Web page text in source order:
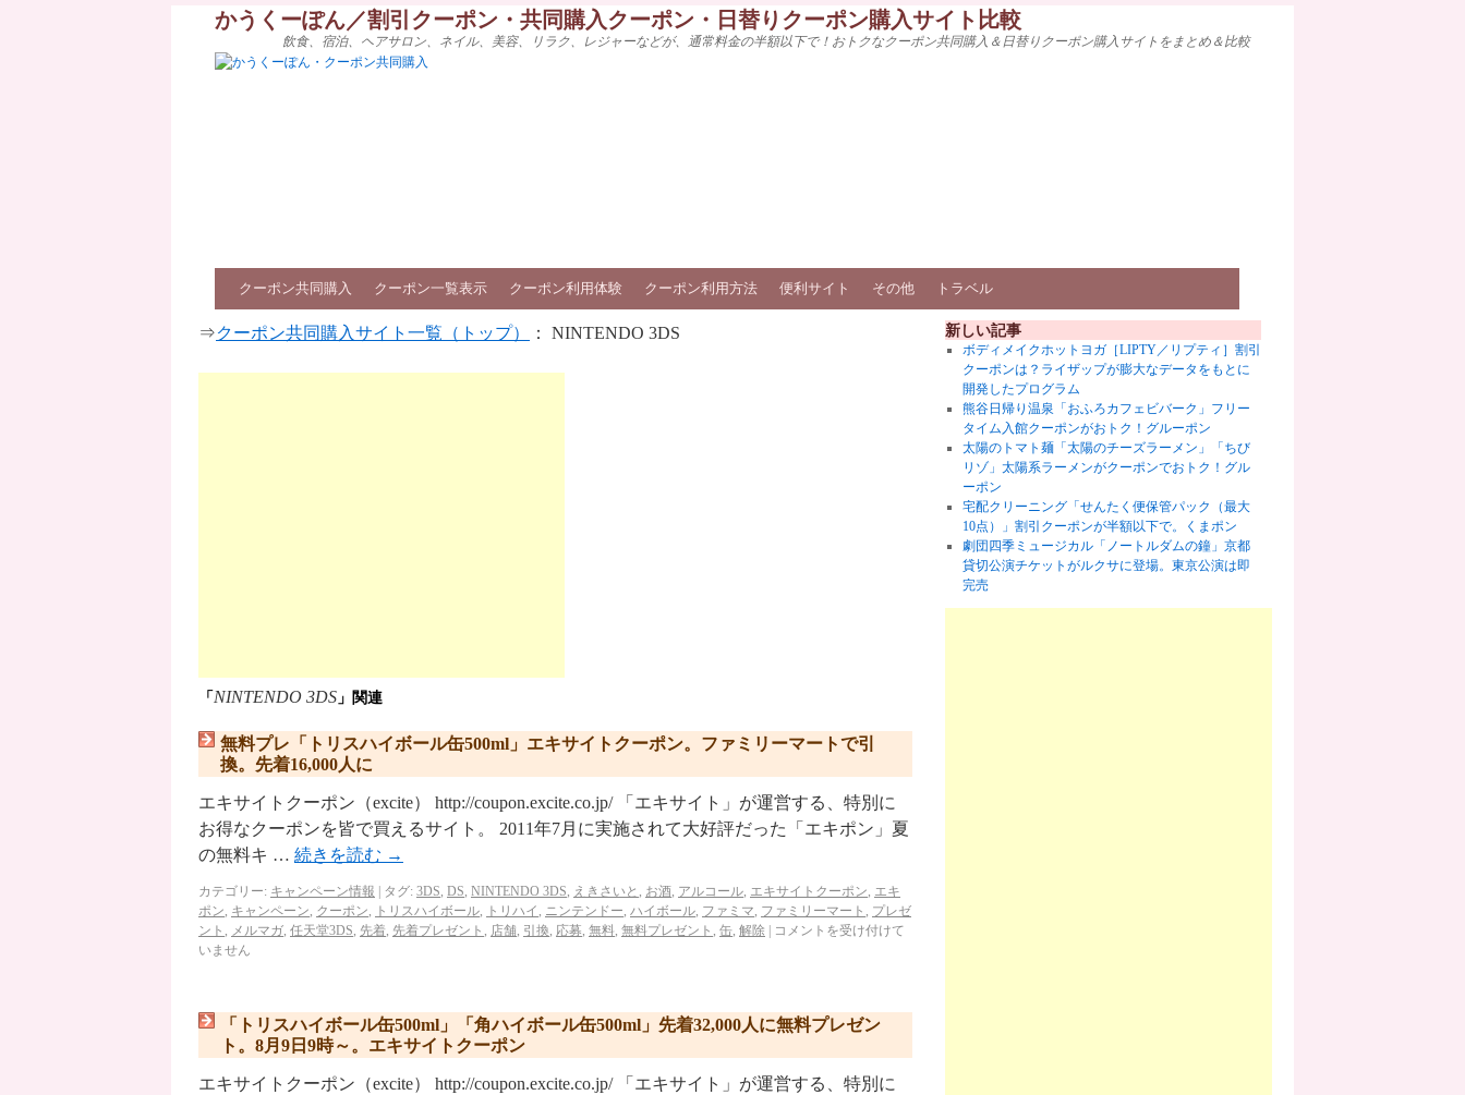
かうくーぽん／割引クーポン・共同購入クーポン・日替りクーポン購入サイト比較
飲食、宿泊、ヘアサロン、ネイル、美容、リラク、レジャーなどが、通常料金の半額以下で！おトクなクーポン共同購入＆日替りクーポン購入サイトをまとめ＆比較
クーポン共同購入 クーポン一覧表示 クーポン利用体験 クーポン利用方法 便利サイト その他 トラベル
⇒クーポン共同購入サイト一覧（トップ） ： NINTENDO 3DS
「 NINTENDO 3DS 」関連
無料プレ「トリスハイボール缶500ml」エキサイトクーポン。ファミリーマートで引
換。先着16,000人に
エキサイトクーポン（excite） http://coupon.excite.co.jp/ 「エキサイト」が運営する、特別に
お得なクーポンを皆で買えるサイト。 2011年7月に実施されて大好評だった「エキポン」夏
の無料キ … 続きを読む →
カテゴリー: キャンペーン情報 タグ: 3DS, DS, NINTENDO 3DS, えきさいと , お酒, アルコール, エキサイトクーポン, エキ
ポン, キャンペーン, クーポン, トリスハイボール, トリハイ , ニンテンドー, ハイボール, ファミマ, ファミリーマート , プレゼ
ント , メルマガ, 任天堂3DS, 先着, 先着プレゼント , 店舗, 引換, 応募, 無料, 無料プレゼント , 缶, 解除
コメントを受け付けて
いません
「トリスハイボール缶500ml」「角ハイボール缶500ml」先着32,000人に無料プレゼン
ト。8月9日9時～。エキサイトクーポン
エキサイトクーポン（excite） http://coupon.excite.co.jp/ 「エキサイト」が運営する、特別に
新しい記事
ボディメイクホットヨガ［LIPTY／リプティ］割引
クーポンは？ライザップが膨大なデータをもとに
開発したプログラム
熊谷日帰り温泉「おふろカフェビバーク」フリー
タイム入館クーポンがおトク！グルーポン
太陽のトマト麺「太陽のチーズラーメン」「ちび
リゾ」太陽系ラーメンがクーポンでおトク！グル
ーポン
宅配クリーニング「せんたく便保管パック（最大
10点）」割引クーポンが半額以下で。くまポン
劇団四季ミュージカル「ノートルダムの鐘」京都
貸切公演チケットがルクサに登場。東京公演は即
完売